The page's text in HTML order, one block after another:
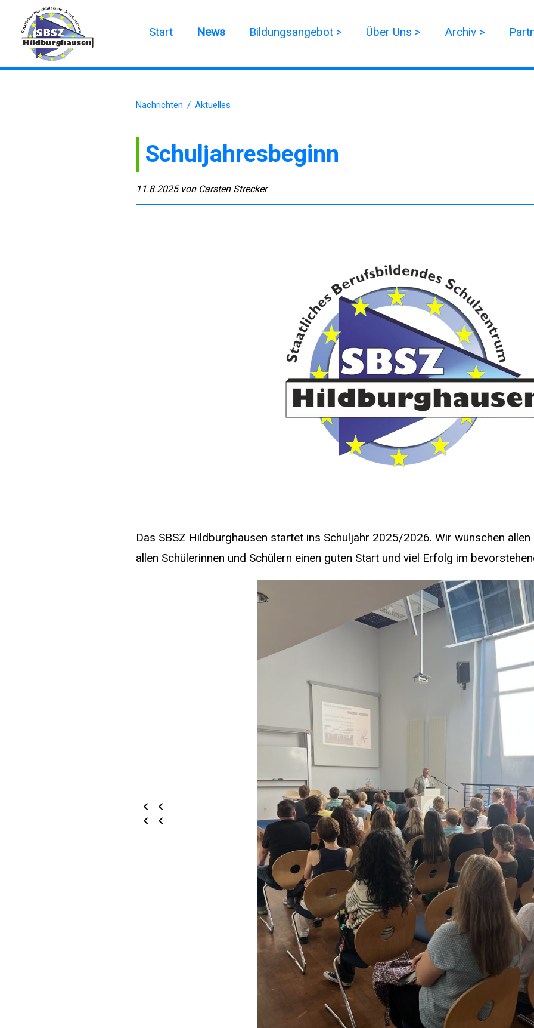
Start News Bildungsangebot > Über Uns > Archiv >
Nachrichten / Aktuelles
Schuljahresbeginn
11.8.2025 von Carsten Strecker
Das SBSZ Hildburghausen startet ins Schuljahr 2025/2026. Wir wünschen
allen Schülerinnen und Schülern einen guten Start und viel Erfolg im